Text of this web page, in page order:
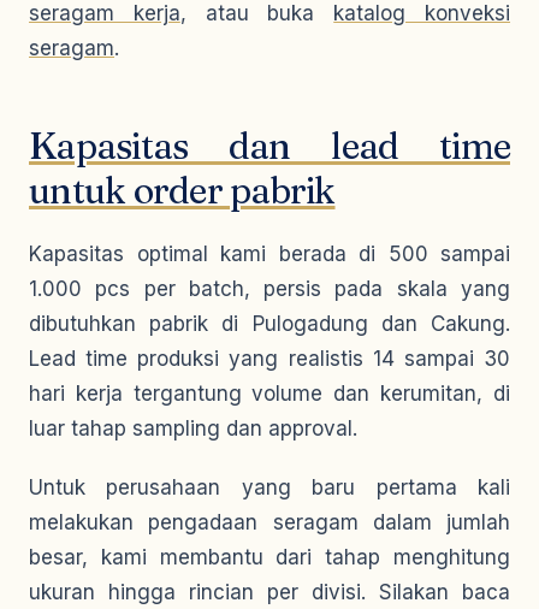
seragam kerja, atau buka katalog konveksi
seragam.
Kapasitas dan lead time
untuk order pabrik
Kapasitas optimal kami berada di 500 sampai
1.000 pcs per batch, persis pada skala yang
dibutuhkan pabrik di Pulogadung dan Cakung.
Lead time produksi yang realistis 14 sampai 30
hari kerja tergantung volume dan kerumitan, di
luar tahap sampling dan approval.
Untuk perusahaan yang baru pertama kali
melakukan pengadaan seragam dalam jumlah
besar, kami membantu dari tahap menghitung
ukuran hingga rincian per divisi. Silakan baca